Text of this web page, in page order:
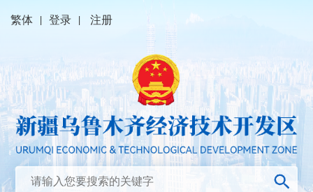
繁体 | 登录 | 注册